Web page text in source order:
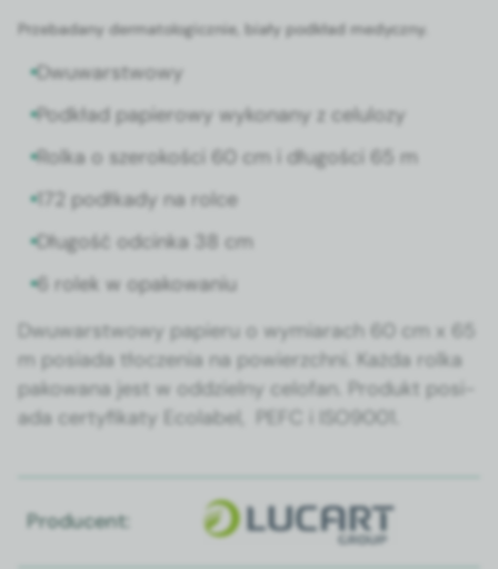
Prze­badany der­ma­to­log­icznie, biały pod­kład medy­czny.
Dwuwarst­wowy
Pod­kład papierowy wyko­nany z celu­lozy
Rol­ka o sze­rokoś­ci 60 cm i dłu­goś­ci 65 m
172 podłkady na rolce
Dłu­gość odcin­ka 38 cm
6 rolek w opakowa­niu
Dwuwarst­wowy papieru o wymi­arach 60 cm x 65
m posi­a­da tłoczenia na powierzch­ni. Każ­da rol­ka
pakowana jest w odd­ziel­ny celo­fan. Pro­dukt posi­
a­da cer­ty­fikaty Eco­la­bel, PEFC i ISO9001.
Producent: